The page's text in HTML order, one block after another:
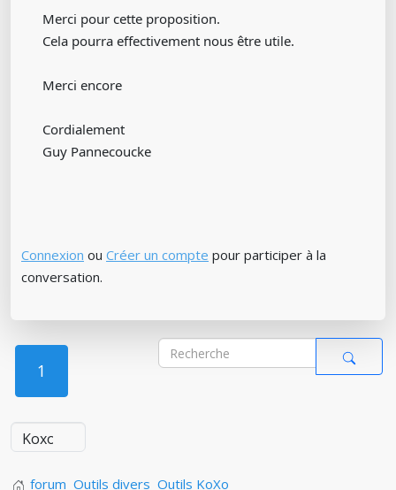
Merci pour cette proposition.
Cela pourra effectivement nous être utile.
Merci encore
Cordialement
Guy Pannecoucke
Connexion ou Créer un compte pour participer à la
conversation.
1
forum Outils divers Outils KoXo